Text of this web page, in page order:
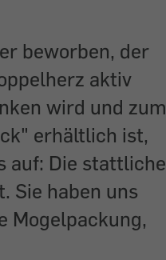
beworben, der
aktiv
wird und zum
erhältlich ist,
auf: Die stattliche
Sie haben uns
Mogelpackung,